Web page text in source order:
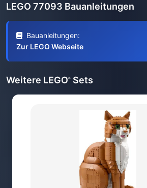
LEGO 77093 Bauanleitungen
Bauanleitungen:
Zur LEGO Webseite
Weitere LEGO® Sets